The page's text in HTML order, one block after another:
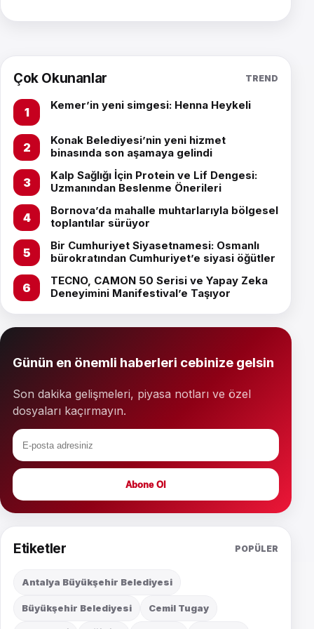
Çok Okunanlar TREND
Kemer’in yeni simgesi: Henna Heykeli
Konak Belediyesi’nin yeni hizmet
binasında son aşamaya gelindi
Kalp Sağlığı İçin Protein ve Lif Dengesi:
Uzmanından Beslenme Önerileri
Bornova’da mahalle muhtarlarıyla bölgesel
toplantılar sürüyor
Bir Cumhuriyet Siyasetnamesi: Osmanlı
bürokratından Cumhuriyet’e siyasi öğütler
TECNO, CAMON 50 Serisi ve Yapay Zeka
Deneyimini Manifestival’e Taşıyor
Günün en önemli haberleri cebinize gelsin
Son dakika gelişmeleri, piyasa notları ve özel
dosyaları kaçırmayın.
Abone Ol
Etiketler POPÜLER
Antalya Büyükşehir Belediyesi
Büyükşehir Belediyesi Cemil Tugay